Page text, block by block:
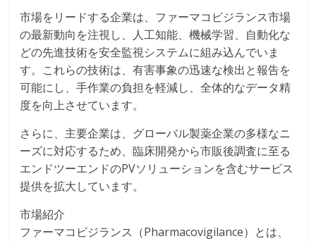
市場をリードする企業は、ファーマコビジランス市場
の最新動向を注視し、人工知能、機械学習、自動化な
どの先進技術を安全監視システムに組み込んでいま
す。これらの技術は、有害事象の迅速な検出と報告を
可能にし、手作業の負担を軽減し、全体的なデータ精
度を向上させています。
さらに、主要企業は、グローバル製薬企業の多様なニ
ーズに対応するため、臨床開発から市販後調査に至る
エンドツーエンドのPVソリューションを含むサービス
提供を拡大しています。
市場紹介
ファーマコビジランス（Pharmacovigilance）とは、